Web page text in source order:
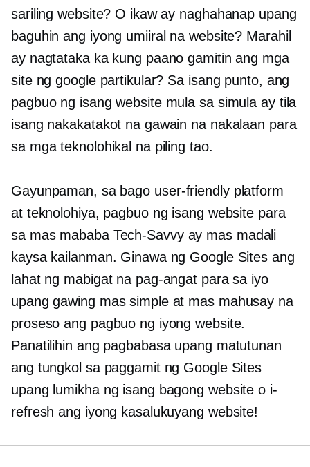
sariling website? O ikaw ay naghahanap upang
baguhin ang iyong umiiral na website? Marahil
ay nagtataka ka kung paano gamitin ang mga
site ng google partikular? Sa isang punto, ang
pagbuo ng isang website mula sa simula ay tila
isang nakakatakot na gawain na nakalaan para
sa mga teknolohikal na piling tao.
Gayunpaman, sa bago user-friendlyplatform
at teknolohiya, pagbuo ng isang website para
sa mas mababa Tech-Savvyay mas madali
kaysa kailanman. Ginawa ng Google Sites ang
lahat ng mabigat na pag-angat para sa iyo
upang gawing mas simple at mas mahusay na
proseso ang pagbuo ng iyong website.
Panatilihin ang pagbabasa upang matutunan
ang tungkol sa paggamit ng Google Sites
upang lumikha ng isang bagong website o i-
refresh ang iyong kasalukuyang website!